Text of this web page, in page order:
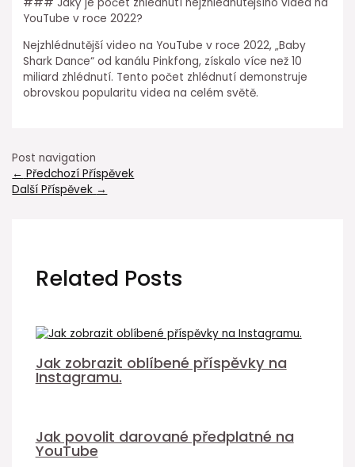
### Jaký je počet zhlédnutí nejzhlédnutějšího videa na
YouTube v roce 2022?
Nejzhlédnutější video na YouTube v roce 2022, „Baby
Shark Dance“ od kanálu Pinkfong, získalo více než 10
miliard zhlédnutí. Tento počet zhlédnutí demonstruje
obrovskou popularitu videa na celém světě.
Post navigation
← Předchozí Příspěvek
Další Příspěvek →
Related Posts
Jak zobrazit oblíbené příspěvky na
Instagramu.
Jak povolit darované předplatné na
YouTube